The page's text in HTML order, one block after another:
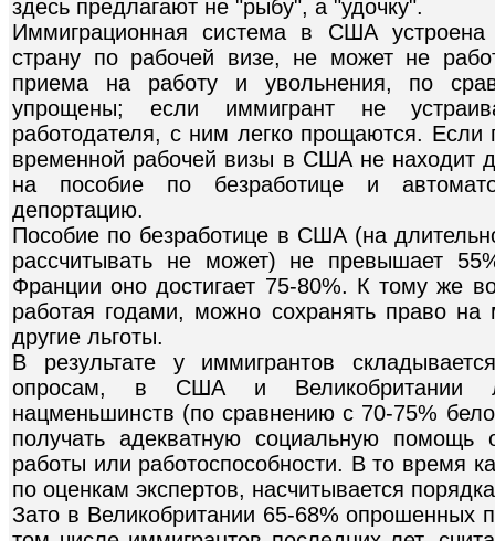
здесь предлагают не "рыбу", а "удочку".
Иммиграционная система в США
страну по рабочей визе, не может не
приема на работу и увольнения, по
упрощены; если иммигрант не
работодателя, с ним легко прощаются. Если
временной рабочей визы в США не находит
на пособие по безработице и
депортацию.
Пособие по безработице в США (на
рассчитывать не может) не превышает
Франции оно достигает 75-80%. К тому же
работая годами, можно сохранять право на
другие льготы.
В результате у иммигрантов
опросам, в США и Великобритании
нацменьшинств (по сравнению с 70-75%
получать адекватную социальную помощь
работы или работоспособности. В то время
по оценкам экспертов, насчитывается
Зато в Великобритании 65-68% опрошенных